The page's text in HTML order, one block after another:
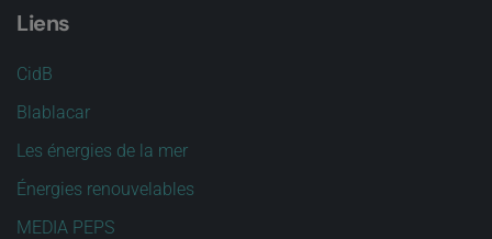
Liens
CidB
Blablacar
Les énergies de la mer
Énergies renouvelables
MEDIA PEPS